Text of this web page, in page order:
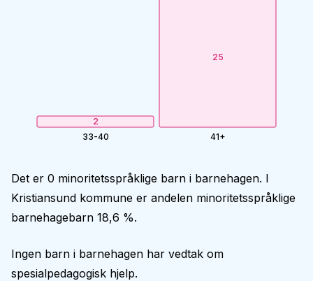
2
33-40
25
41+
Det er 0 minoritetsspråklige barn i barnehagen. I
Kristiansund kommune er andelen minoritetsspråklige
barnehagebarn 18,6 %.
Ingen barn i barnehagen har vedtak om
spesialpedagogisk hjelp.